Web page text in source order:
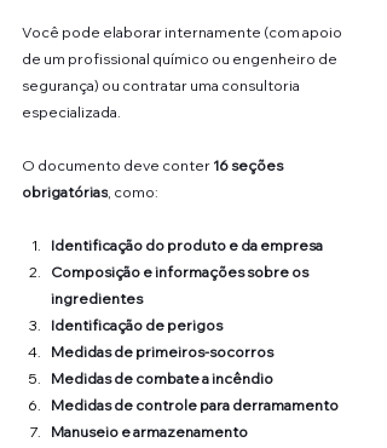
Você pode elaborar internamente (com apoio
de um profissional químico ou engenheiro de
segurança) ou contratar uma consultoria
especializada.
O documento deve conter 16 seções
obrigatórias, como:
Identificação do produto e da empresa
Composição e informações sobre os
ingredientes
Identificação de perigos
Medidas de primeiros-socorros
Medidas de combate a incêndio
Medidas de controle para derramamento
Manuseio e armazenamento